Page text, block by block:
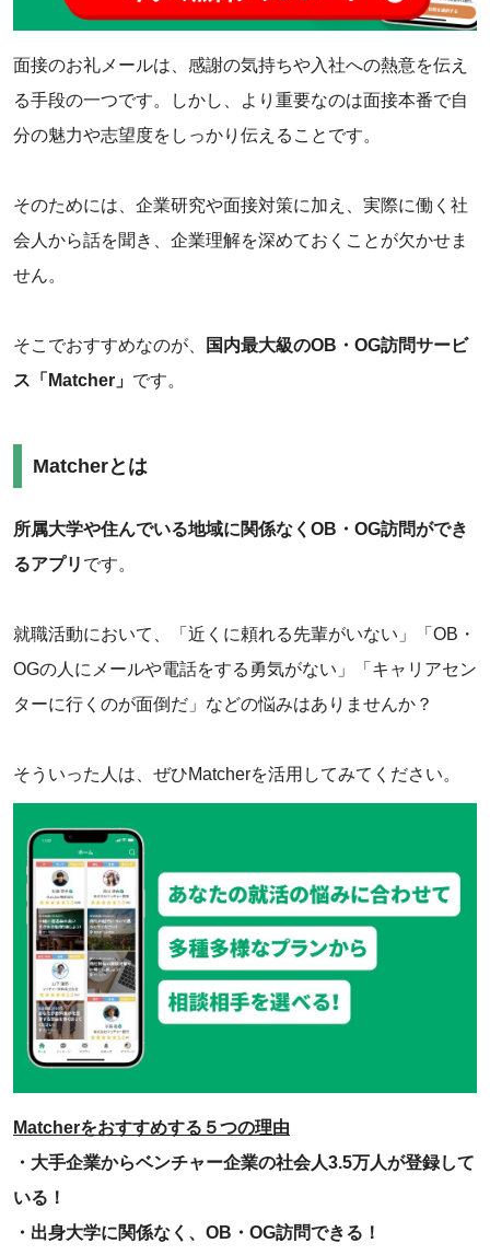
面接のお礼メールは、感謝の気持ちや入社への熱意を伝え
る手段の一つです。しかし、より重要なのは面接本番で自
分の魅力や志望度をしっかり伝えることです。
そのためには、企業研究や面接対策に加え、実際に働く社
会人から話を聞き、企業理解を深めておくことが欠かせま
せん。
そこでおすすめなのが、
国内最大級のOB・OG訪問サービ
ス「Matcher」 です。
Matcherとは
所属大学や住んでいる地域に関係なくOB・OG訪問ができ
るアプリ です。
就職活動において、「近くに頼れる先輩がいない」「OB・
OGの人にメールや電話をする勇気がない」「キャリアセン
ターに行くのが面倒だ」などの悩みはありませんか？
そういった人は、ぜひMatcherを活用してみてください。
Matcherをおすすめする５つの理由
・大手企業からベンチャー企業の社会人3.5万人が登録して
いる！
・出身大学に関係なく、OB・OG訪問できる！